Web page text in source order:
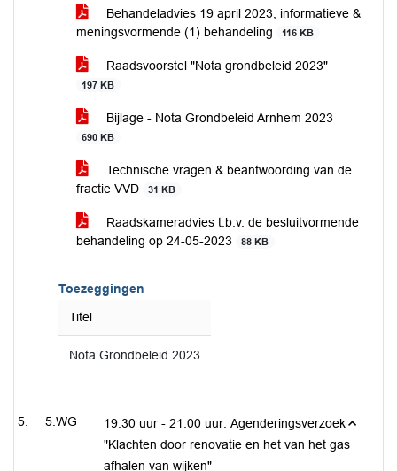
Behandeladvies 19 april 2023, informatieve &
meningsvormende (1) behandeling
116 KB
Raadsvoorstel "Nota grondbeleid 2023"
197 KB
Bijlage - Nota Grondbeleid Arnhem 2023
690 KB
Technische vragen & beantwoording van de
fractie VVD
31 KB
Raadskameradvies t.b.v. de besluitvormende
behandeling op 24-05-2023
88 KB
Toezeggingen
Titel
Nota Grondbeleid 2023
5.WG
19.30 uur - 21.00 uur: Agenderingsverzoek
"Klachten door renovatie en het van het gas
afhalen van wijken"